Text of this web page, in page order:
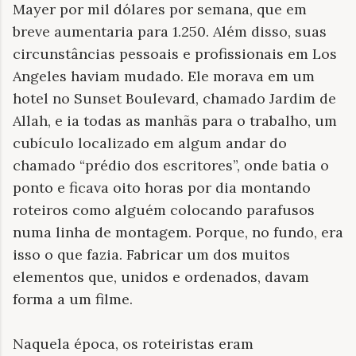
Mayer por mil dólares por semana, que em
breve aumentaria para 1.250. Além disso, suas
circunstâncias pessoais e profissionais em Los
Angeles haviam mudado. Ele morava em um
hotel no Sunset Boulevard, chamado Jardim de
Allah, e ia todas as manhãs para o trabalho, um
cubículo localizado em algum andar do
chamado “prédio dos escritores”, onde batia o
ponto e ficava oito horas por dia montando
roteiros como alguém colocando parafusos
numa linha de montagem. Porque, no fundo, era
isso o que fazia. Fabricar um dos muitos
elementos que, unidos e ordenados, davam
forma a um filme.
Naquela época, os roteiristas eram